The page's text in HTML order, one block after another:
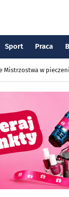
Sport Praca
Mistrzostwa w